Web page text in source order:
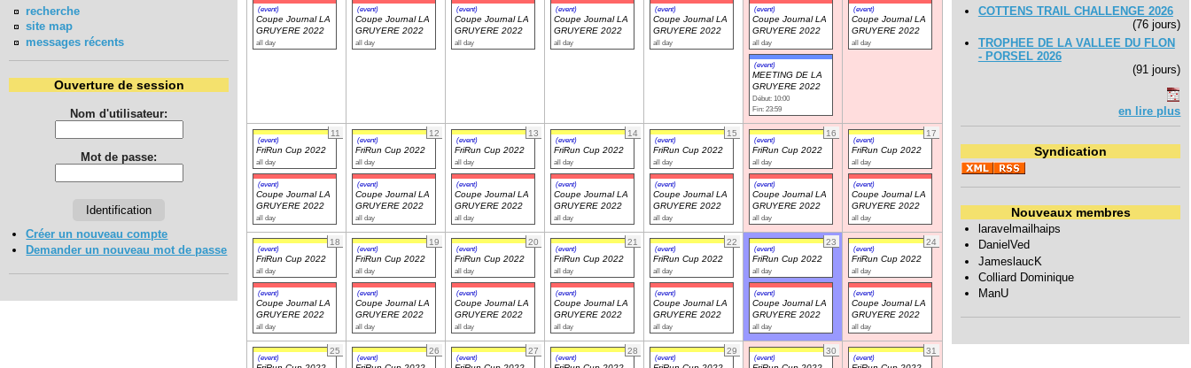
recherche
site map
messages récents
Ouverture de session
Nom d'utilisateur:
Mot de passe:
Créer un nouveau compte
Demander un nouveau mot de passe
(event)
Coupe Journal LA
GRUYERE 2022
all day
(event)
Coupe Journal LA
GRUYERE 2022
all day
(event)
Coupe Journal LA
GRUYERE 2022
all day
(event)
Coupe Journal LA
GRUYERE 2022
all day
(event)
Coupe Journal LA
GRUYERE 2022
all day
(event)
Coupe Journal LA
GRUYERE 2022
all day
(event)
MEETING DE LA
GRUYERE 2022
Début: 10:00
Fin: 23:59
(event)
Coupe Journal LA
GRUYERE 2022
all day
11
(event)
FriRun Cup 2022
all day
(event)
Coupe Journal LA
GRUYERE 2022
all day
12
(event)
FriRun Cup 2022
all day
(event)
Coupe Journal LA
GRUYERE 2022
all day
13
(event)
FriRun Cup 2022
all day
(event)
Coupe Journal LA
GRUYERE 2022
all day
14
(event)
FriRun Cup 2022
all day
(event)
Coupe Journal LA
GRUYERE 2022
all day
15
(event)
FriRun Cup 2022
all day
(event)
Coupe Journal LA
GRUYERE 2022
all day
16
(event)
FriRun Cup 2022
all day
(event)
Coupe Journal LA
GRUYERE 2022
all day
17
(event)
FriRun Cup 2022
all day
(event)
Coupe Journal LA
GRUYERE 2022
all day
18
(event)
FriRun Cup 2022
all day
(event)
Coupe Journal LA
GRUYERE 2022
all day
19
(event)
FriRun Cup 2022
all day
(event)
Coupe Journal LA
GRUYERE 2022
all day
20
(event)
FriRun Cup 2022
all day
(event)
Coupe Journal LA
GRUYERE 2022
all day
21
(event)
FriRun Cup 2022
all day
(event)
Coupe Journal LA
GRUYERE 2022
all day
22
(event)
FriRun Cup 2022
all day
(event)
Coupe Journal LA
GRUYERE 2022
all day
23
(event)
FriRun Cup 2022
all day
(event)
Coupe Journal LA
GRUYERE 2022
all day
24
(event)
FriRun Cup 2022
all day
(event)
Coupe Journal LA
GRUYERE 2022
all day
25
(event)
26
(event)
27
(event)
28
(event)
29
(event)
30
(event)
31
(event)
COTTENS TRAIL CHALLENGE 2026
(76 jours)
TROPHEE DE LA VALLEE DU FLON
- PORSEL 2026
(91 jours)
en lire plus
Syndication
Nouveaux membres
laravelmailhaips
DanielVed
JameslaucK
Colliard Dominique
ManU